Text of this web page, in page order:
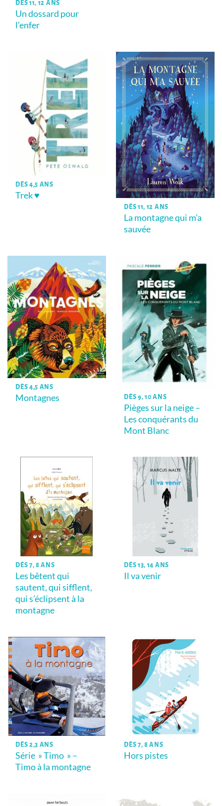
DÈS 11, 12 ANS
Un dossard pour
l’enfer
DÈS 4,5 ANS
Trek ♥
DÈS 11, 12 ANS
La montagne qui m’a
sauvée
DÈS 4,5 ANS
Montagnes DÈS 9, 10 ANS
Pièges sur la neige –
Les conquérants du
Mont Blanc
DÈS 7, 8 ANS
Les bêtent qui
sautent, qui sifflent,
qui s’éclipsent à la
montagne
DÈS 13, 14 ANS
Il va venir
DÈS 2,3 ANS
Série » Timo » –
Timo à la montagne
DÈS 7, 8 ANS
Hors pistes